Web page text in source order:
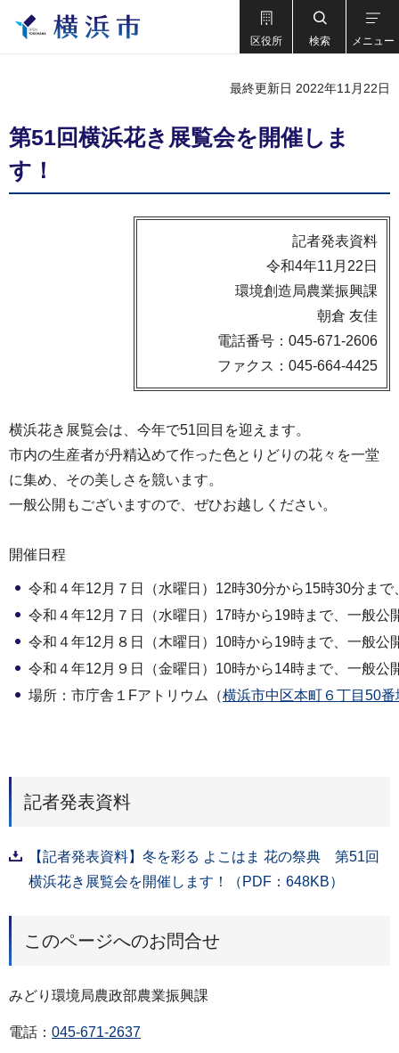
区役所 検索 メニュー
最終更新日 2022年11月22日
第51回横浜花き展覧会を開催しま
す！
記者発表資料
令和4年11月22日
環境創造局農業振興課
朝倉 友佳
電話番号：045-671-2606
ファクス：045-664-4425
横浜花き展覧会は、今年で51回目を迎えます。
市内の生産者が丹精込めて作った色とりどりの花々を一堂
に集め、その美しさを競います。
一般公開もございますので、ぜひお越しください。
開催日程
令和４年12月７日（水曜日）12時30分から15時30分まで
令和４年12月７日（水曜日）17時から19時まで、一般公
令和４年12月８日（木曜日）10時から19時まで、一般公
令和４年12月９日（金曜日）10時から14時まで、一般公
場所：市庁舎１Fアトリウム（横浜市中区本町６丁目50番
記者発表資料
【記者発表資料】冬を彩る よこはま 花の祭典 第51回
横浜花き展覧会を開催します！（PDF：648KB）
このページへのお問合せ
みどり環境局農政部農業振興課
電話： 045-671-2637